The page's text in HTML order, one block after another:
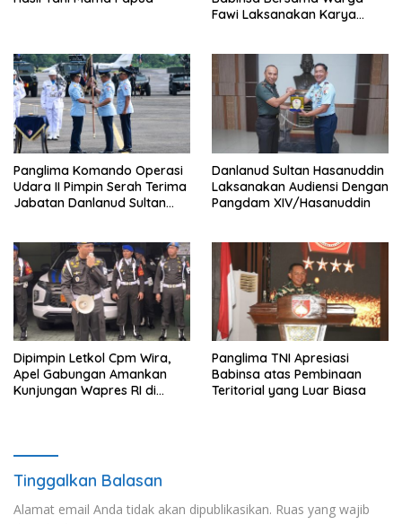
Fawi Laksanakan Karya
Panglima Komando Operasi
Udara II Pimpin Serah Terima
Jabatan Danlanud Sultan
Danlanud Sultan Hasanuddin
Laksanakan Audiensi Dengan
Pangdam XIV/Hasanuddin
Dipimpin Letkol Cpm Wira,
Apel Gabungan Amankan
Kunjungan Wapres RI di
Panglima TNI Apresiasi
Babinsa atas Pembinaan
Teritorial yang Luar Biasa
Tinggalkan Balasan
Alamat email Anda tidak akan dipublikasikan. Ruas yang wajib